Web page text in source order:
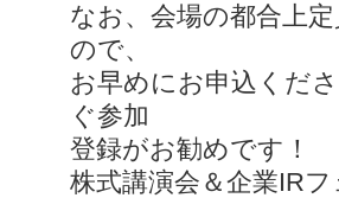
なお、会場の都合上
ので、
お早めにお申込くだ
ぐ参加
登録がお勧めです！
株式講演会＆企業IR